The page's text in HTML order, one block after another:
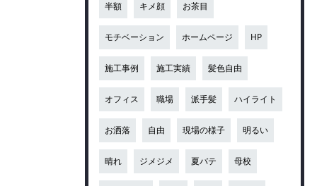
半額 キメ顔 お茶目
モチベーション ホームページ HP
施工事例 施工実績 髪色自由
オフィス 職場 派手髪 ハイライト
お洒落 自由 現場の様子 明るい
晴れ ジメジメ 夏バテ 母校